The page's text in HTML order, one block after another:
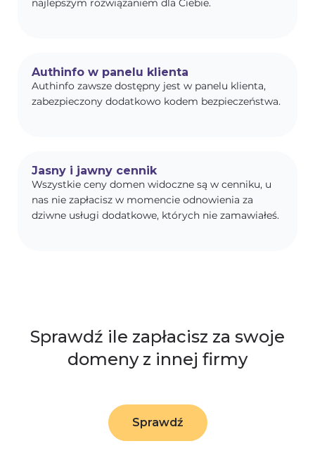
najlepszym rozwiązaniem dla Ciebie.
Authinfo w panelu klienta
Authinfo zawsze dostępny jest w panelu klienta,
zabezpieczony dodatkowo kodem bezpieczeństwa.
Jasny i jawny cennik
Wszystkie ceny domen widoczne są w cenniku, u
nas nie zapłacisz w momencie odnowienia za
dziwne usługi dodatkowe, których nie zamawiałeś.
Sprawdź ile zapłacisz za swoje
domeny z innej firmy
Sprawdź